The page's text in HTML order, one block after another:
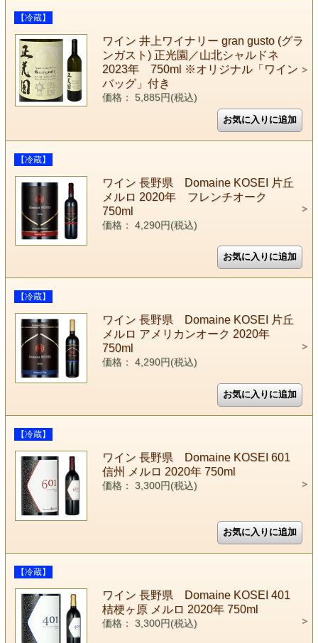
【冷蔵】
ワイン 井上ワイナリー gran gusto (グラ
ンガスト) 正光園／山北シャルドネ
2023年 750ml ※オリジナル「ワイン
バッグ」付き
価格： 5,885円(税込)
【冷蔵】
ワイン 長野県 Domaine KOSEI 片丘
メルロ 2020年 フレンチオーク
750ml
価格： 4,290円(税込)
【冷蔵】
ワイン 長野県 Domaine KOSEI 片丘
メルロ アメリカンオーク 2020年
750ml
価格： 4,290円(税込)
【冷蔵】
ワイン 長野県 Domaine KOSEI 601
信州 メルロ 2020年 750ml
価格： 3,300円(税込)
【冷蔵】
ワイン 長野県 Domaine KOSEI 401
桔梗ヶ原 メルロ 2020年 750ml
価格： 3,300円(税込)